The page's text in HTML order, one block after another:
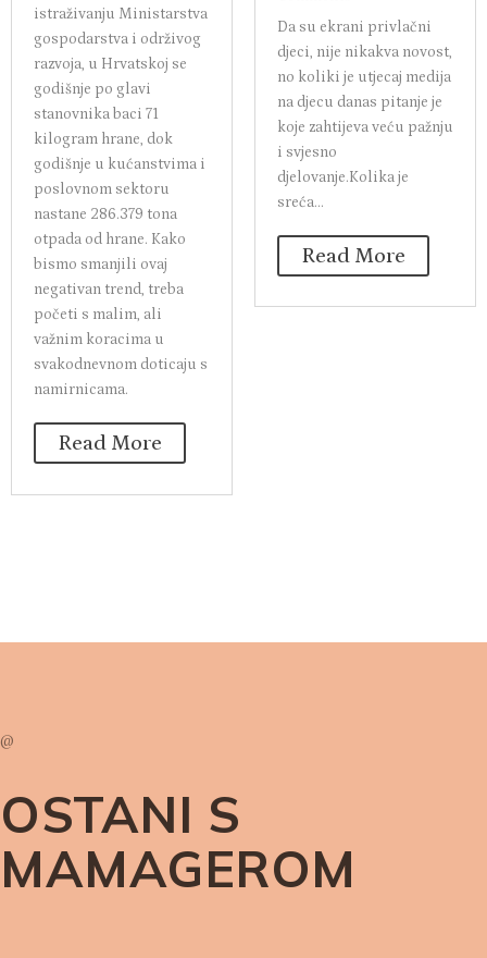
istraživanju Ministarstva
gospodarstva i održivog
razvoja, u Hrvatskoj se
godišnje po glavi
stanovnika baci 71
kilogram hrane, dok
godišnje u kućanstvima i
poslovnom sektoru
nastane 286.379 tona
otpada od hrane. Kako
bismo smanjili ovaj
negativan trend, treba
početi s malim, ali
važnim koracima u
svakodnevnom doticaju s
namirnicama.
Read More
Da su ekrani privlačni
djeci, nije nikakva novost,
no koliki je utjecaj medija
na djecu danas pitanje je
koje zahtijeva veću pažnju
i svjesno
djelovanje.Kolika je
sreća...
Read More
@
OSTANI S
MAMAGEROM